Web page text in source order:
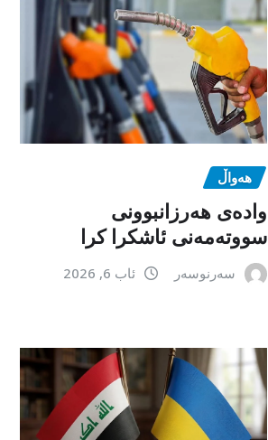
هەواڵ
وادەی هەرزانبوونی
سووتەمەنی ئاشکرا کرا
سەرنوسەر ئاب 6, 2026